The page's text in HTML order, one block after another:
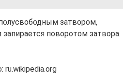
затвором,
поворотом затвора.